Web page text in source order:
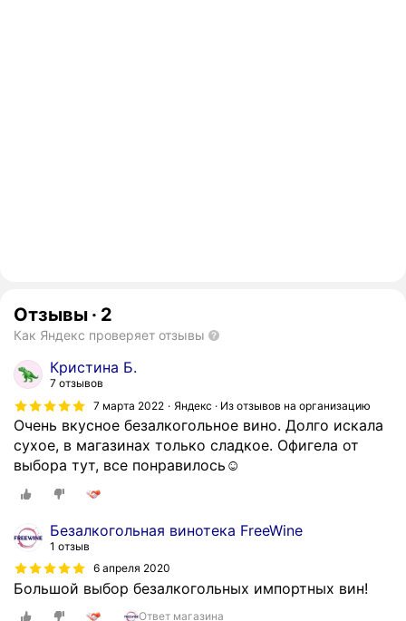
Отзывы · 2
Как Яндекс проверяет отзывы
Кристина Б.
7 отзывов
7 марта 2022
Яндекс · Из отзывов на организацию
Очень вкусное безалкогольное вино. Долго искала
сухое, в магазинах только сладкое. Офигела от
выбора тут, все понравилось☺️
Безалкогольная винотека FreeWine
1 отзыв
6 апреля 2020
Большой выбор безалкогольных импортных вин!
Ответ магазина